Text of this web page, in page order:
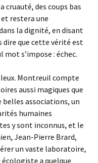
cruauté, des coups bas
restera une
la dignité, en disant
dire que cette vérité est
s’impose : échec.
Montreuil compte
aussi magiques que
belles associations, un
humaines
y sont inconnus, et le
Jean-Pierre Brard,
un vaste laboratoire,
a quelque